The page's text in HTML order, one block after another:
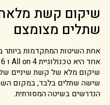
שיקום קשת
שתלים מצומצם
אחת השיטות המתקדמות ביותר
שיקום מלא של קשת שיניים
שישה שתלים בלבד, במקום
הנדרשים בשיטה המסורתית.